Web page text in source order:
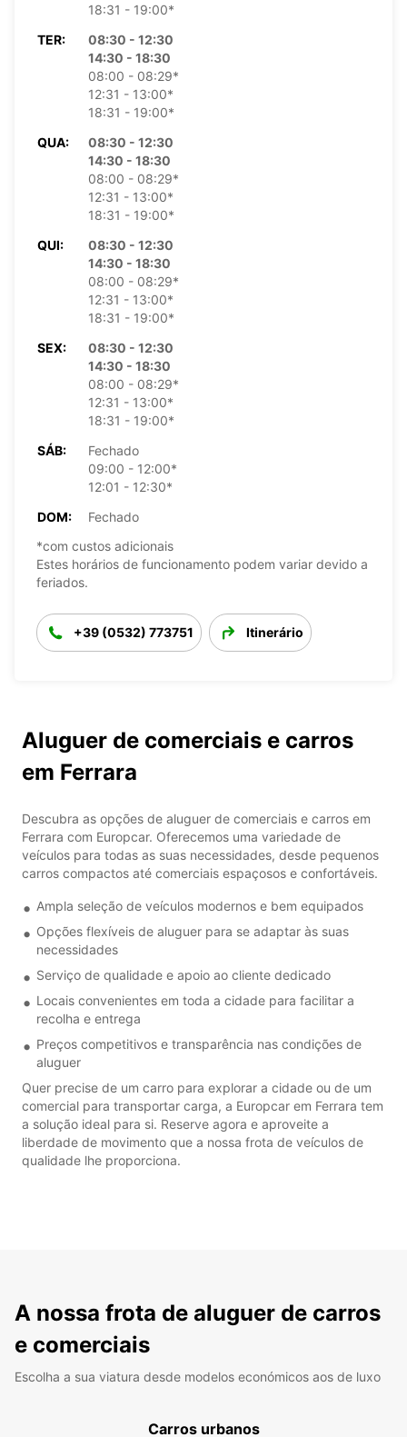
18:31 - 19:00*
TER:
08:30 - 12:30
14:30 - 18:30
08:00 - 08:29*
12:31 - 13:00*
18:31 - 19:00*
QUA:
08:30 - 12:30
14:30 - 18:30
08:00 - 08:29*
12:31 - 13:00*
18:31 - 19:00*
QUI:
08:30 - 12:30
14:30 - 18:30
08:00 - 08:29*
12:31 - 13:00*
18:31 - 19:00*
SEX:
08:30 - 12:30
14:30 - 18:30
08:00 - 08:29*
12:31 - 13:00*
18:31 - 19:00*
SÁB:
Fechado
09:00 - 12:00*
12:01 - 12:30*
DOM:
Fechado
*com custos adicionais
Estes horários de funcionamento podem variar devido a
feriados.
+39 (0532) 773751 Itinerário
Aluguer de comerciais e carros
em Ferrara
Descubra as opções de aluguer de comerciais e carros em
Ferrara com Europcar. Oferecemos uma variedade de
veículos para todas as suas necessidades, desde pequenos
carros compactos até comerciais espaçosos e confortáveis.
Ampla seleção de veículos modernos e bem equipados
Opções flexíveis de aluguer para se adaptar às suas
necessidades
Serviço de qualidade e apoio ao cliente dedicado
Locais convenientes em toda a cidade para facilitar a
recolha e entrega
Preços competitivos e transparência nas condições de
aluguer
Quer precise de um carro para explorar a cidade ou de um
comercial para transportar carga, a Europcar em Ferrara tem
a solução ideal para si. Reserve agora e aproveite a
liberdade de movimento que a nossa frota de veículos de
qualidade lhe proporciona.
A nossa frota de aluguer de carros
e comerciais
Escolha a sua viatura desde modelos económicos aos de luxo
Carros urbanos